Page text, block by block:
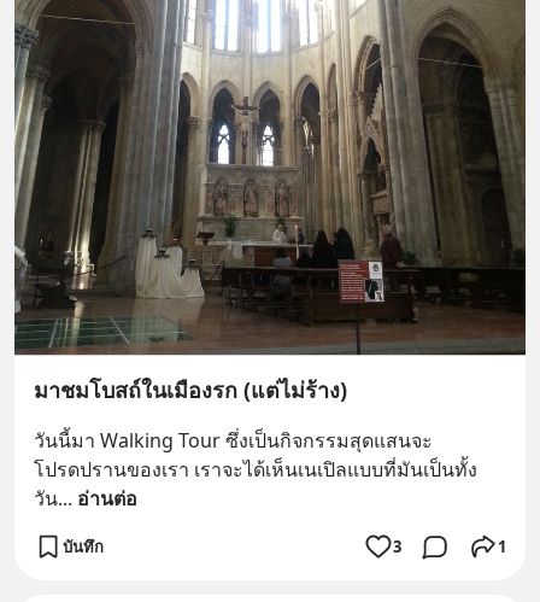
มาชมโบสถ์ในเมืองรก (แต่ไม่ร้าง)
วันนี้มา Walking Tour ซึ่งเป็นกิจกรรมสุดแสนจะ
โปรดปรานของเรา เราจะได้เห็นเนเปิลแบบที่มันเป็นทั้ง
วัน... อ่านต่อ
บันทึก 3 1